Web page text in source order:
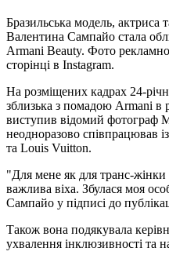
Бразильська модель, актриса
Валентина Сампайо стала
Armani Beauty. Фото
сторінці в Instagram.
На розміщених кадрах 24-
зблизька з помадою Armani в
виступив відомий фотограф
неодноразово співпрацював
та Louis Vuitton.
"Для мене як для транс-
важлива віха. Збулася моя
Сампайо у підписі до
Також вона подякувала
ухвалення інклюзивності та